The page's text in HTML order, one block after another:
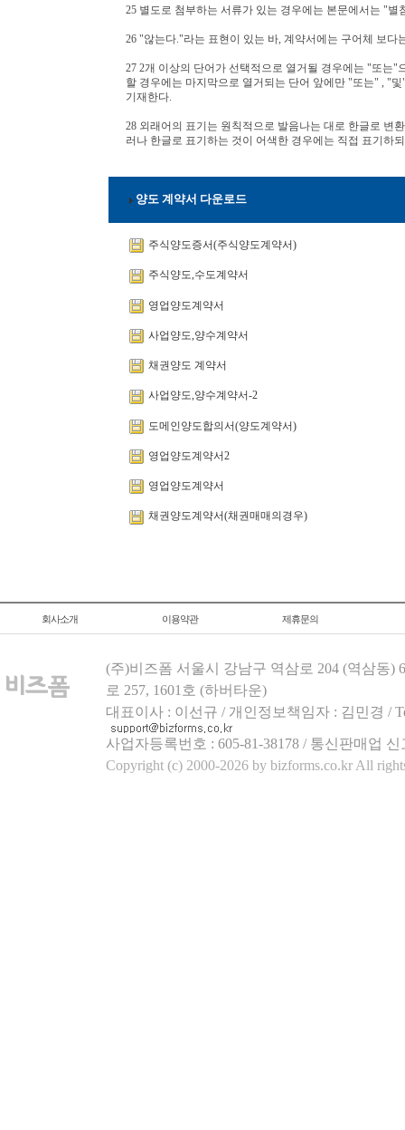
25 별도로 첨부하는 서류가 있는 경우에는 본문에서는 "
26 "않는다."라는 표현이 있는 바, 계약서에는 구어체 보
27 2개 이상의 단어가 선택적으로 열거될 경우에는 "또는
할 경우에는 마지막으로 열거되는 단어 앞에만 "또는" , "
기재한다.
28 외래어의 표기는 원칙적으로 발음나는 대로 한글로 변
러나 한글로 표기하는 것이 어색한 경우에는 직접 표기하
양도 계약서 다운로드
주식양도증서(주식양도계약서)
주식양도,수도계약서
영업양도계약서
사업양도,양수계약서
채권양도 계약서
사업양도,양수계약서-2
도메인양도합의서(양도계약서)
영업양도계약서2
영업양도계약서
채권양도계약서(채권매매의경우)
회사소개 이용약관 제휴문의
(주)비즈폼 서울시 강남구 역삼로 204 (역삼동)
로 257, 1601호 (하버타운)
대표이사 : 이선규 / 개인정보책임자 : 김민경 /
사업자등록번호 : 605-81-38178 / 통신판매업
Copyright (c) 2000-2026 by bizforms.co.kr All